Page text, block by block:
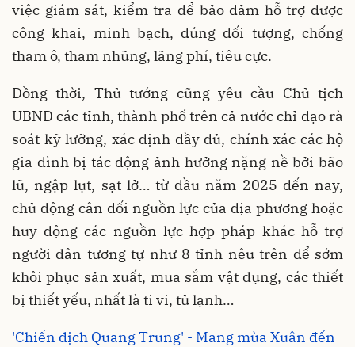
việc giám sát, kiểm tra để bảo đảm hỗ trợ được
công khai, minh bạch, đúng đối tượng, chống
tham ô, tham nhũng, lãng phí, tiêu cực.
Đồng thời, Thủ tướng cũng yêu cầu Chủ tịch
UBND các tỉnh, thành phố trên cả nước chỉ đạo rà
soát kỹ lưỡng, xác định đầy đủ, chính xác các hộ
gia đình bị tác động ảnh hưởng nặng nề bởi bão
lũ, ngập lụt, sạt lở… từ đầu năm 2025 đến nay,
chủ động cân đối nguồn lực của địa phương hoặc
huy động các nguồn lực hợp pháp khác hỗ trợ
người dân tương tự như 8 tỉnh nêu trên để sớm
khôi phục sản xuất, mua sắm vật dụng, các thiết
bị thiết yếu, nhất là ti vi, tủ lạnh…
'Chiến dịch Quang Trung' - Mang mùa Xuân đến